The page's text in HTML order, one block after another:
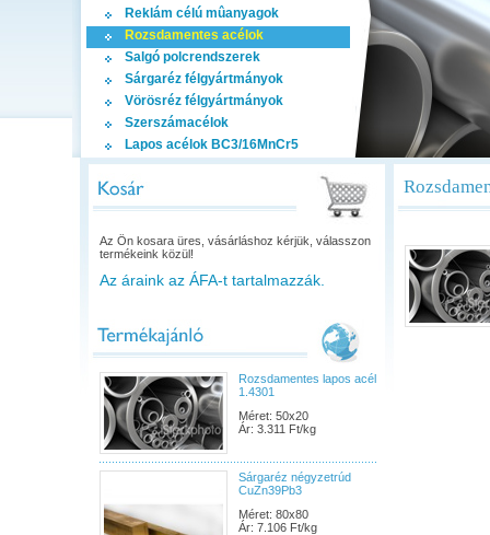
Reklám célú mûanyagok
Rozsdamentes acélok
Salgó polcrendszerek
Sárgaréz félgyártmányok
Vörösréz félgyártmányok
Szerszámacélok
Lapos acélok BC3/16MnCr5
Az Ön kosara üres, vásárláshoz kérjük, válasszon
termékeink közül!
Az áraink az ÁFA-t tartalmazzák.
Rozsdamentes lapos acél
1.4301
Méret: 50x20
Ár: 3.311 Ft/kg
Sárgaréz négyzetrúd
CuZn39Pb3
Méret: 80x80
Ár: 7.106 Ft/kg